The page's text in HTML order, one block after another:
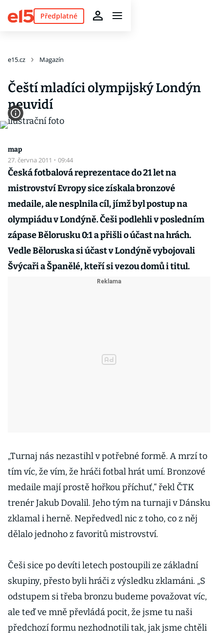
Předplatné
e15.cz Magazín
Čeští mladíci olympijský Londýn
neuvidí
map
27. června 2011 · 09:44
Česká fotbalová reprezentace do 21 let na
mistrovství Evropy sice získala bronzové
medaile, ale nesplnila cíl, jímž byl postup na
olympiádu v Londýně. Češi podlehli v posledním
zápase Bělorusku 0:1 a přišli o účast na hrách.
Vedle Běloruska si účast v Londýně vybojovali
Švýcaři a Španělé, kteří si vezou domů i titul.
„Turnaj nás nezastihl v potřebné formě. A mrzí to
tím víc, že vím, že hráči fotbal hrát umí. Bronzové
medaile mají prostě hořkou příchuť,“ řekl ČTK
trenér Jakub Dovalil. Jeho tým na turnaji v Dánsku
zklamal i herně. Nepředvedl nic z toho, co z něj
dělalo jednoho z favoritů mistrovství.
Češi sice po devíti letech postoupili ze základní
skupiny, přesto byli hráči z výsledku zklamáni. „S
odstupem si třeba bronzu budeme považovat víc,
ale teď ve mně převládá pocit, že jsme tu naši
předchozí formu nezhodnotili tak, jak jsme chtěli